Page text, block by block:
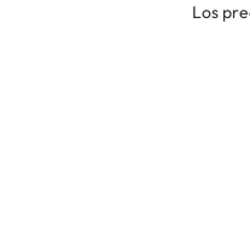
Los